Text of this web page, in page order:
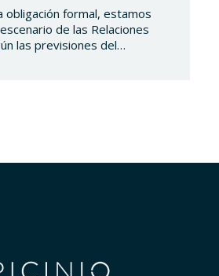
obligación formal, estamos
de las Relaciones
las previsiones del